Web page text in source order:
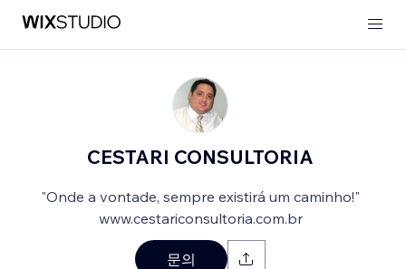
CESTARI CONSULTORIA
"Onde a vontade, sempre existirá um caminho!"
www.cestariconsultoria.com.br
문의